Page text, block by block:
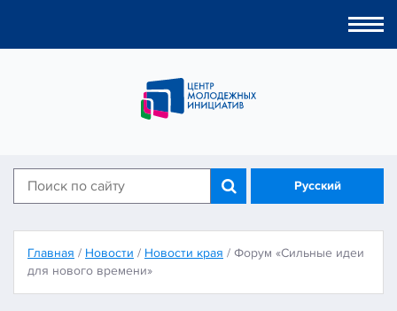
Русский
Главная / Новости / Новости края / Форум «Сильные идеи
для нового времени»